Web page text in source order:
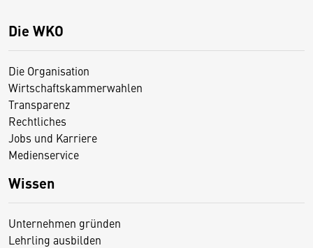
Die WKO
Die Organisation
Wirtschaftskammerwahlen
Transparenz
Rechtliches
Jobs und Karriere
Medienservice
Wissen
Unternehmen gründen
Lehrling ausbilden